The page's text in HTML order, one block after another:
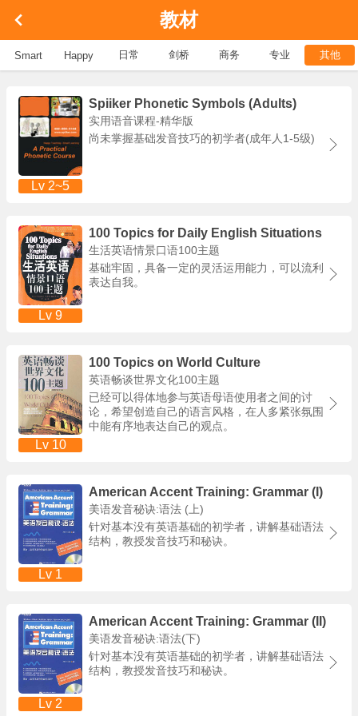
教材
Smart Happy 日常 剑桥 商务 专业 其他
Lv 2~5
Spiiker Phonetic Symbols (Adults)
实用语音课程-精华版
尚未掌握基础发音技巧的初学者(成年人1-5级)
Lv 9
100 Topics for Daily English Situations
生活英语情景口语100主题
基础牢固，具备一定的灵活运用能力，可以流利
表达自我。
Lv 10
100 Topics on World Culture
英语畅谈世界文化100主题
已经可以得体地参与英语母语使用者之间的讨
论，希望创造自己的语言风格，在人多紧张氛围
中能有序地表达自己的观点。
Lv 1
American Accent Training: Grammar (I)
美语发音秘诀:语法 (上)
针对基本没有英语基础的初学者，讲解基础语法
结构，教授发音技巧和秘诀。
Lv 2
American Accent Training: Grammar (II)
美语发音秘诀:语法(下)
针对基本没有英语基础的初学者，讲解基础语法
结构，教授发音技巧和秘诀。